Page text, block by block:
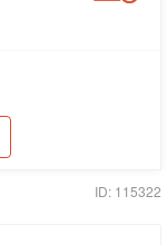
ID: 115322